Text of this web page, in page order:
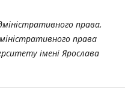
права,
права
імені Ярослава